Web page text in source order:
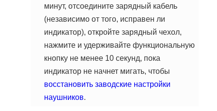
минут, отсоедините зарядный кабель
(независимо от того, исправен ли
индикатор), откройте зарядный чехол,
нажмите и удерживайте функциональную
кнопку не менее 10 секунд, пока
индикатор не начнет мигать, чтобы
восстановить заводские настройки
наушников.